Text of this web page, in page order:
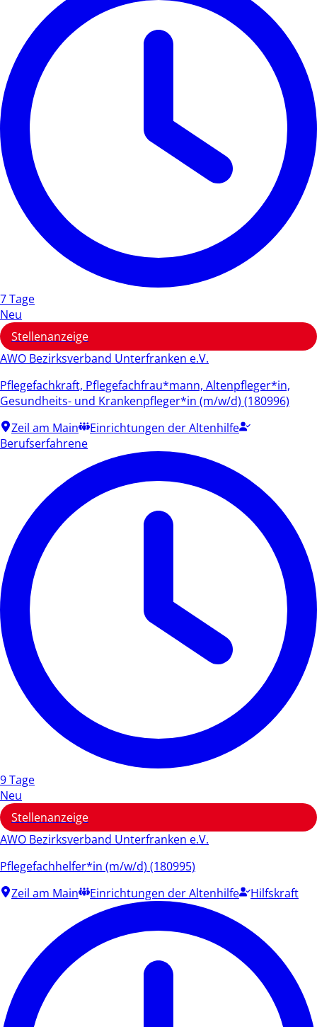
7 Tage
Neu
Stellenanzeige
AWO Bezirksverband Unterfranken e.V.
Pflegefachkraft, Pflegefachfrau*mann, Altenpfleger*in,
Gesundheits- und Krankenpfleger*in (m/w/d) (180996)
Zeil am Main
Einrichtungen der Altenhilfe
Berufserfahrene
9 Tage
Neu
Stellenanzeige
AWO Bezirksverband Unterfranken e.V.
Pflegefachhelfer*in (m/w/d) (180995)
Zeil am Main
Einrichtungen der Altenhilfe Hilfskraft